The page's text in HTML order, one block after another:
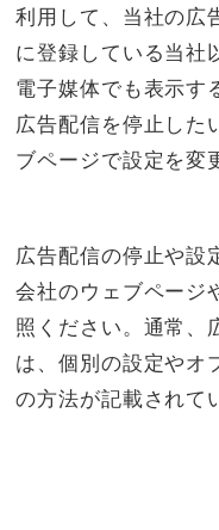
利用して、当社の広
に登録している当社
電子媒体でも表示す
広告配信を停止した
ブページで設定を変
広告配信の停止や設
会社のウェブページ
照ください。通常、
は、個別の設定やオ
の方法が記載されて